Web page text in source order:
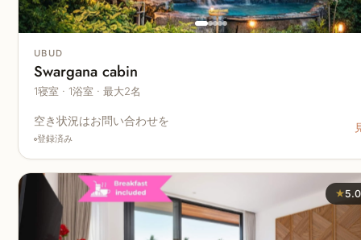
UBUD
Swargana cabin
1寝室 · 1浴室 · 最大2名
空き状況はお問い合わせを
登録済み
★